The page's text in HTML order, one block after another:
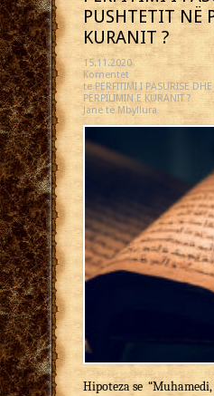
PUSHTETIT NË
KURANIT ?
15.11.2020
Komentet
te PËRFITIMI I PASURISË DHE
PËRPILIMIN E KURANIT ?
Janë të Mbyllura
Hipoteza se